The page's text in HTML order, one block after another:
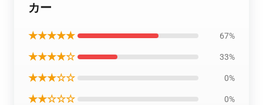
カー
★★★★★ 67%
★★★★☆ 33%
★★★☆☆ 0%
★★☆☆☆ 0%